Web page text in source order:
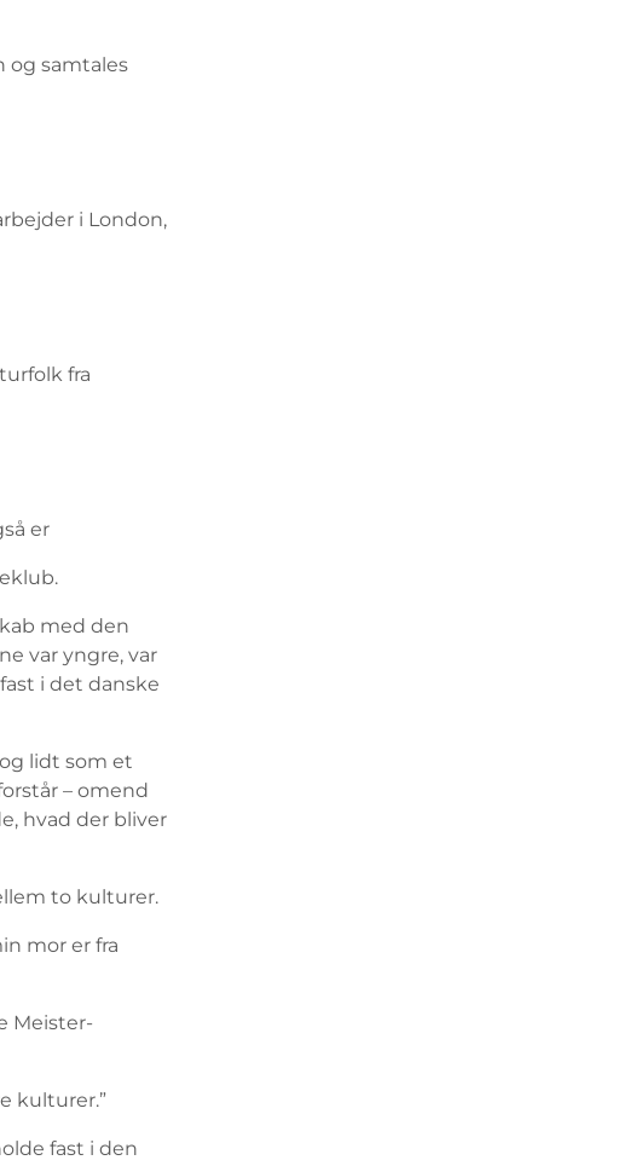
og samtales
i London,
fra
er
med den
var yngre, var
i det danske
lidt som et
– omend
hvad der bliver
to kulturer.
mor er fra
Meister-
kulturer.”
fast i den